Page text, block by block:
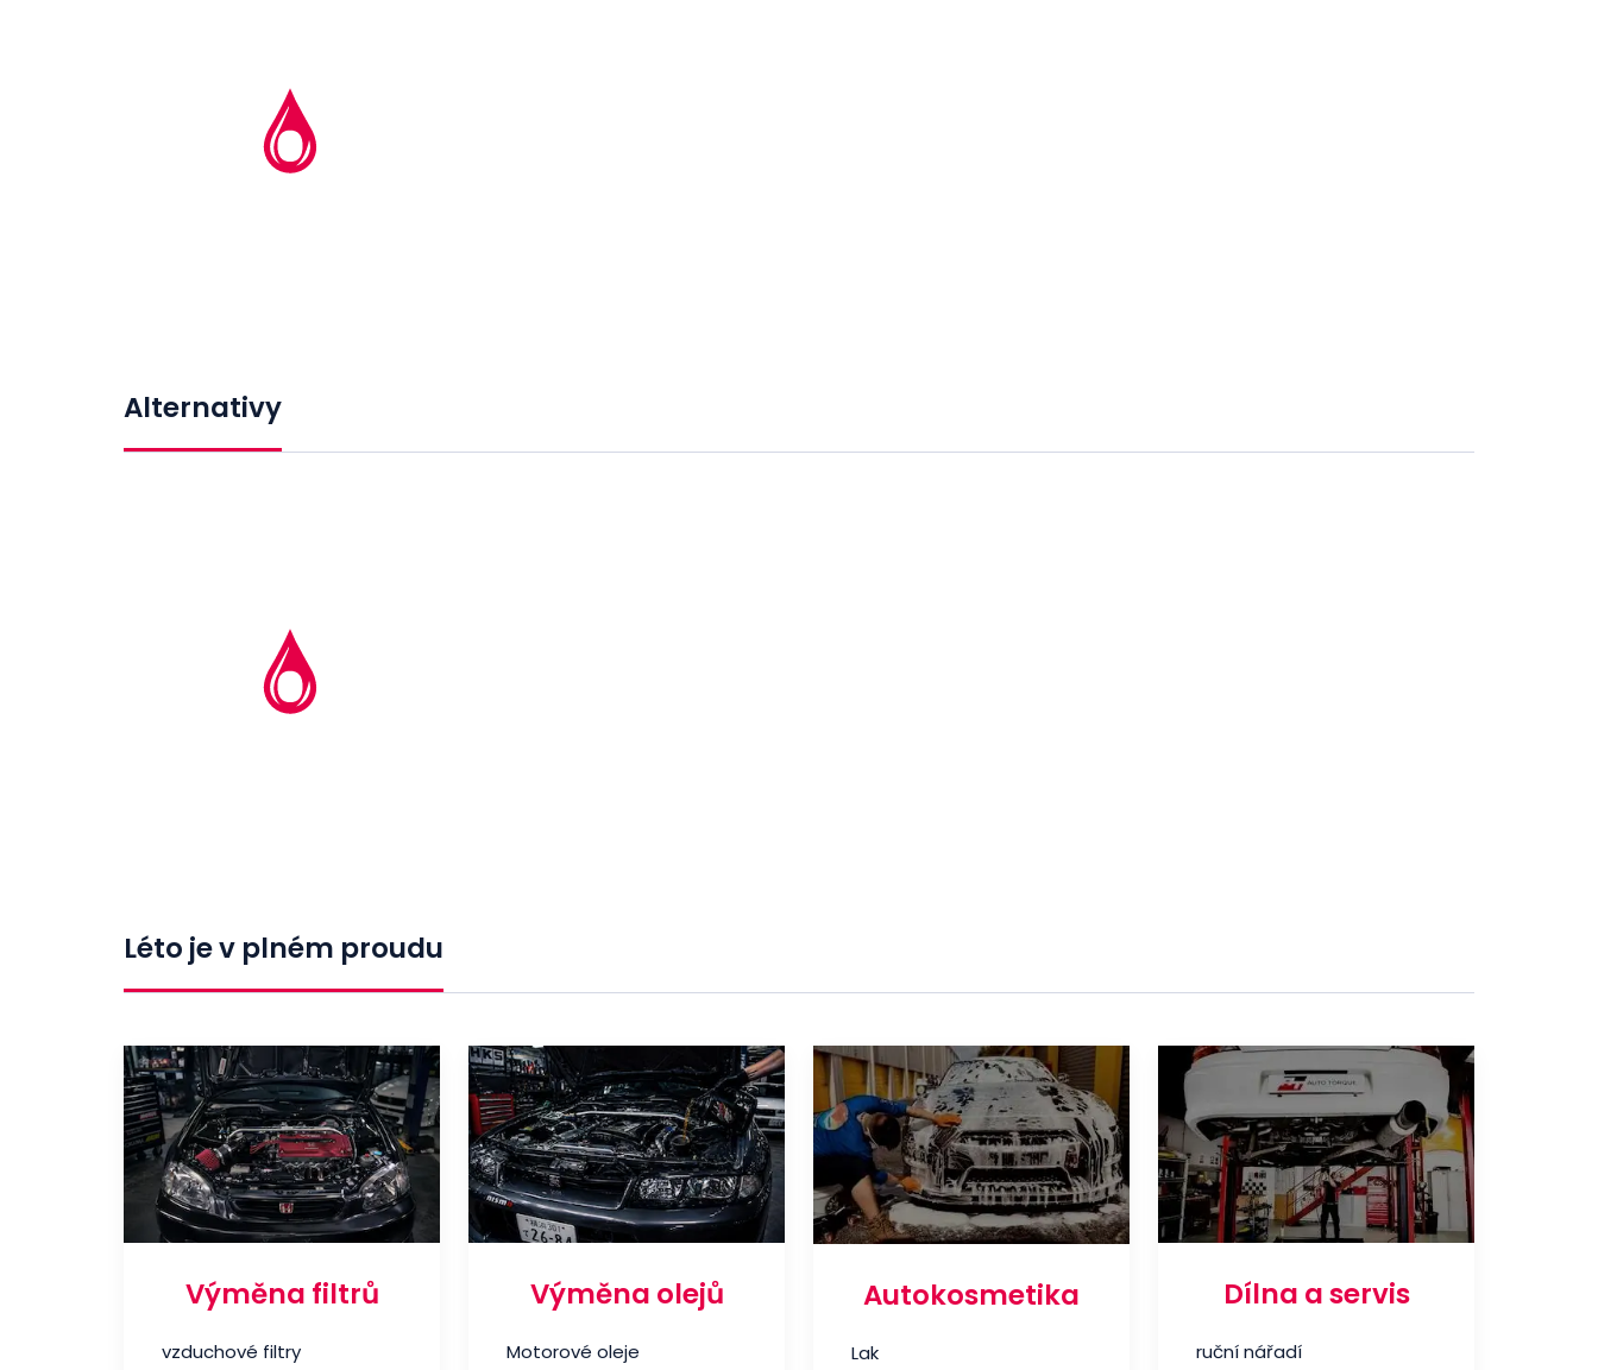
Alternativy
Léto je v plném proudu
Výměna filtrů
vzduchové filtry
Výměna olejů
Motorové oleje
Autokosmetika
Lak
Dílna a servis
ruční nářadí